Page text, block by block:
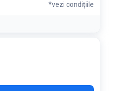
*vezi condițiile